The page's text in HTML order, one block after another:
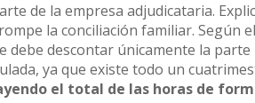
de la empresa adjudicataria.
la conciliación familiar. Según
debe descontar únicamente la
ya que existe todo un
el total de las horas de